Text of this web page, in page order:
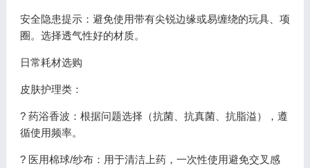
安全隐患提示：避免使用带有尖锐边缘或易缠绕的玩具、项
圈。选择透气性好的材质。
日常耗材选购
皮肤护理类：
? 药浴香波：根据问题选择（抗菌、抗真菌、抗脂溢），遵
循使用频率。
? 医用棉球/纱布：用于清洁上药，一次性使用避免交叉感